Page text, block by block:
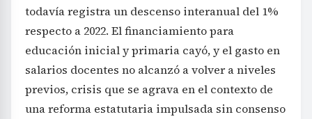
todavía registra un descenso interanual del 1%
respecto a 2022. El financiamiento para
educación inicial y primaria cayó, y el gasto en
salarios docentes no alcanzó a volver a niveles
previos, crisis que se agrava en el contexto de
una reforma estatutaria impulsada sin consenso